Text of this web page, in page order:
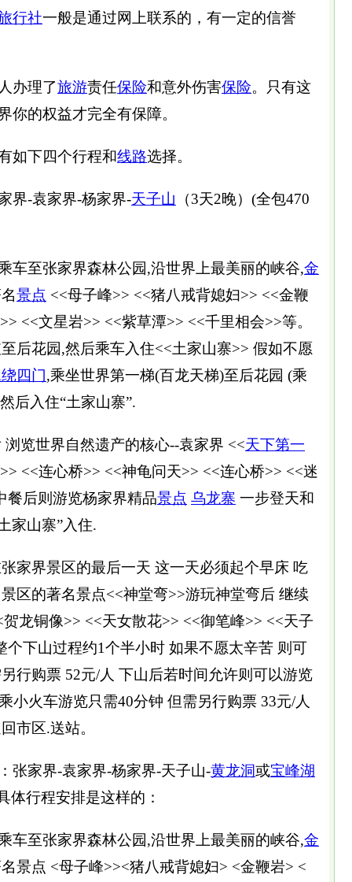
行社一般是通过网上联系的，有一定的信誉
办理了旅游责任保险和意外伤害保险。只有这
你的权益才完全有保障。
如下四个行程和线路选择。
界-袁家界-杨家界-天子山 （3天2晚）(全包470
至张家界森林公园,沿世界上最美丽的峡谷,金
景点 <<母子峰>> <<猪八戒背媳妇>> <<金鞭
<<文星岩>> <<紫草潭>> <<千里相会>>等。
后花园,然后乘车入住<<土家山寨>> 假如不愿
四门,乘坐世界第一梯(百龙天梯)至后花园 (乘
后入住“土家山寨”.
世界自然遗产的核心--袁家界 <<天下第一
<<连心桥>> <<神龟问天>> <<连心桥>> <<迷
餐后则游览杨家界精品景点 乌龙寨 一步登天和
家山寨”入住.
界景区的最后一天 这一天必须起个早床 吃
区的著名景点<<神堂弯>>游玩神堂弯后 继续
龙铜像>> <<天女散花>> <<御笔峰>> <<天子
个下山过程约1个半小时 如果不愿太辛苦 则可
行购票 52元/人 下山后若时间允许则可以游览
小火车游览只需40分钟 但需另行购票 33元/人
市区.送站。
家界-袁家界-杨家界-天子山-黄龙洞或宝峰湖
体行程安排是这样的：
至张家界森林公园,沿世界上最美丽的峡谷,金
景点 <母子峰>><猪八戒背媳妇> <金鞭岩> <